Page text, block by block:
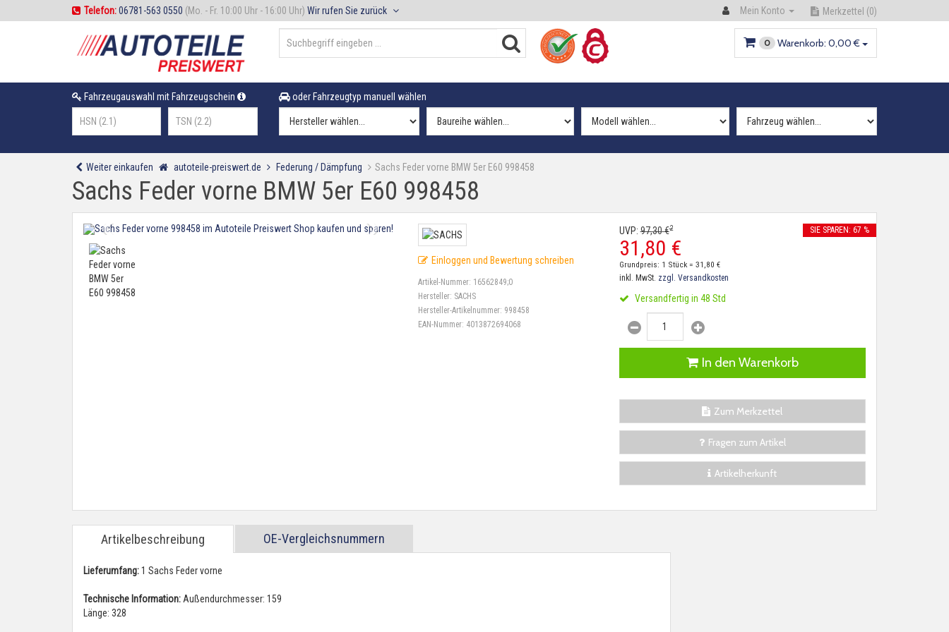
Telefon:06781-563 0550 (Mo. - Fr. 10:00 Uhr - 16:00 Uhr) Wir rufen Sie zurück Mein Konto Merkzettel (0)
0 Warenkorb: 0,00 €
Fahrzeugauswahl mit Fahrzeugschein oder Fahrzeugtyp manuell wählen
Weiter einkaufen autoteile-preiswert.de Federung / Dämpfung Sachs Feder vorne BMW 5er E60 998458
Sachs Feder vorne BMW 5er E60 998458
Einloggen und Bewertung schreiben
Artikel-Nummer: 16562849;0
Hersteller: SACHS
Hersteller-Artikelnummer: 998458
EAN-Nummer: 4013872694068
UVP:97,30€2
31,80 €
SIE SPAREN: 67 %
Grundpreis: 1 Stück = 31,80 €
inkl. MwSt. zzgl. Versandkosten
Versandfertig in 48 Std
In den Warenkorb
Zum Merkzettel
Fragen zum Artikel
Artikelherkunft
Artikelbeschreibung OE-Vergleichsnummern
Lieferumfang:1 Sachs Feder vorne
Technische Information: Außendurchmesser: 159
Länge: 328